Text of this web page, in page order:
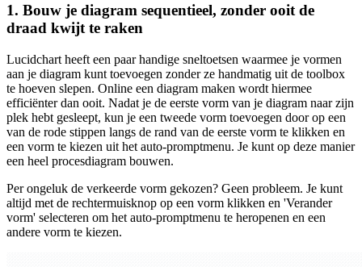
1. Bouw je diagram sequentieel, zonder ooit de
draad kwijt te raken
Lucidchart heeft een paar handige sneltoetsen waarmee je vormen
aan je diagram kunt toevoegen zonder ze handmatig uit de toolbox
te hoeven slepen. Online een diagram maken wordt hiermee
efficiënter dan ooit. Nadat je de eerste vorm van je diagram naar zijn
plek hebt gesleept, kun je een tweede vorm toevoegen door op een
van de rode stippen langs de rand van de eerste vorm te klikken en
een vorm te kiezen uit het auto-promptmenu. Je kunt op deze manier
een heel procesdiagram bouwen.
Per ongeluk de verkeerde vorm gekozen? Geen probleem. Je kunt
altijd met de rechtermuisknop op een vorm klikken en 'Verander
vorm' selecteren om het auto-promptmenu te heropenen en een
andere vorm te kiezen.